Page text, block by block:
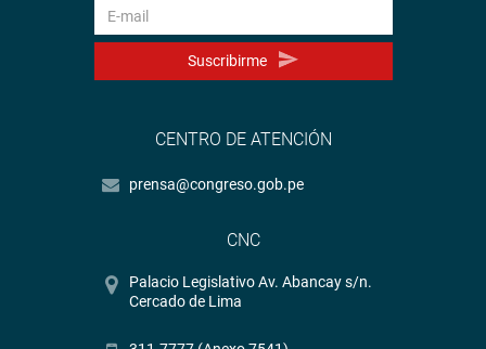
Suscribirme
CENTRO DE ATENCIÓN
prensa@congreso.gob.pe
CNC
Palacio Legislativo Av. Abancay s/n.
Cercado de Lima